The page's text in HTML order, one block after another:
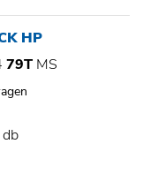
HP
79T MS